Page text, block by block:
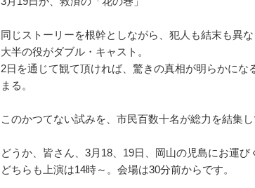
同じストーリーを根幹としながら、犯人も結末も異
大半の役がダブル・キャスト。
2日を通じて観て頂ければ、驚きの真相が明らかに
まる。
このかつてない試みを、市民百数十名が総力を結集し
どうか、皆さん、3月18、19日、岡山の児島にお運び
どちらも上演は14時～。会場は30分前からです。